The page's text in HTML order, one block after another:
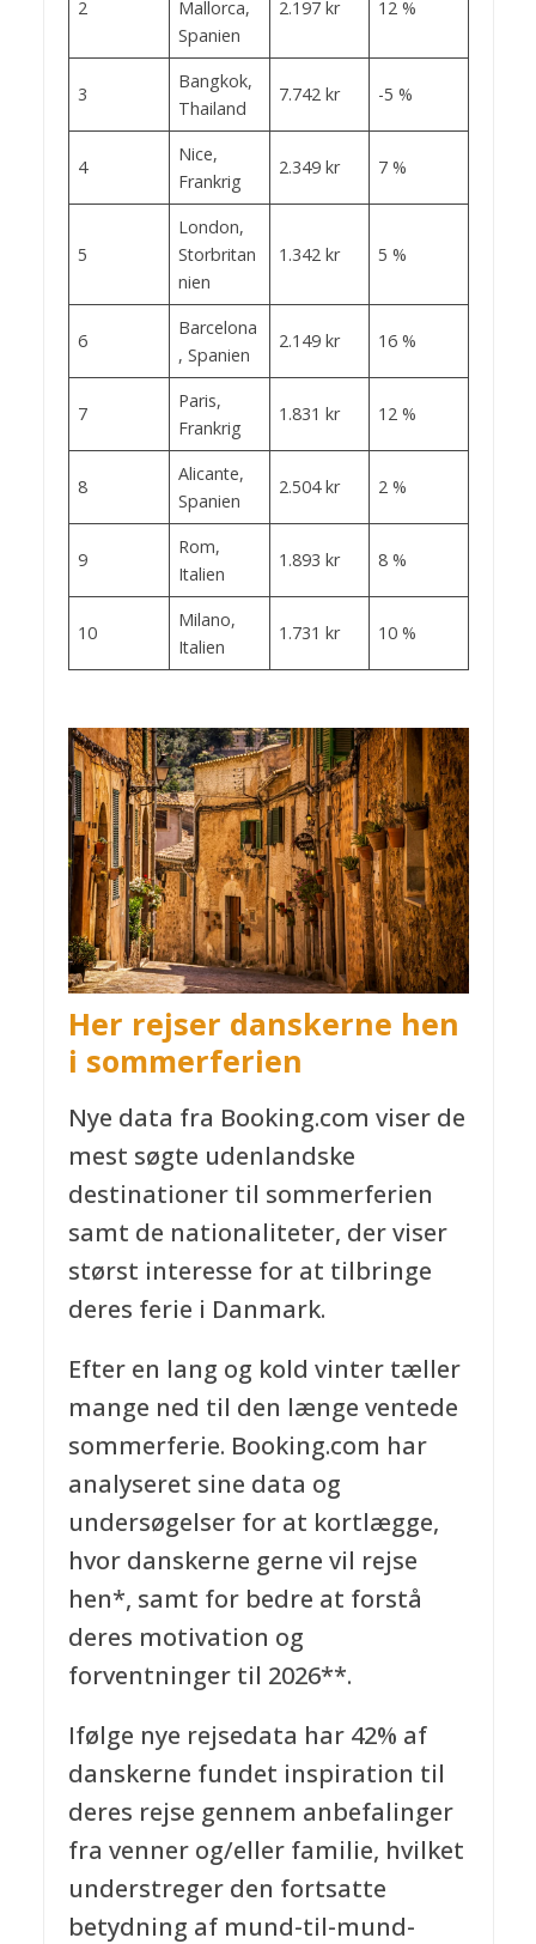
2
Mallorca,
Spanien
2.197 kr 12 %
3
Bangkok,
Thailand
7.742 kr -5 %
4
Nice,
Frankrig
2.349 kr 7 %
5
London,
Storbritan
nien
1.342 kr 5 %
6
Barcelona
, Spanien
2.149 kr 16 %
7
Paris,
Frankrig
1.831 kr 12 %
8
Alicante,
Spanien
2.504 kr 2 %
9
Rom,
Italien
1.893 kr 8 %
10
Milano,
Italien
1.731 kr 10 %
Her rejser danskerne hen
i sommerferien
Nye data fra Booking.com viser de
mest søgte udenlandske
destinationer til sommerferien
samt de nationaliteter, der viser
størst interesse for at tilbringe
deres ferie i Danmark.
Efter en lang og kold vinter tæller
mange ned til den længe ventede
sommerferie. Booking.com har
analyseret sine data og
undersøgelser for at kortlægge,
hvor danskerne gerne vil rejse
hen*, samt for bedre at forstå
deres motivation og
forventninger til 2026**.
Ifølge nye rejsedata har 42% af
danskerne fundet inspiration til
deres rejse gennem anbefalinger
fra venner og/eller familie, hvilket
understreger den fortsatte
betydning af mund-til-mund-